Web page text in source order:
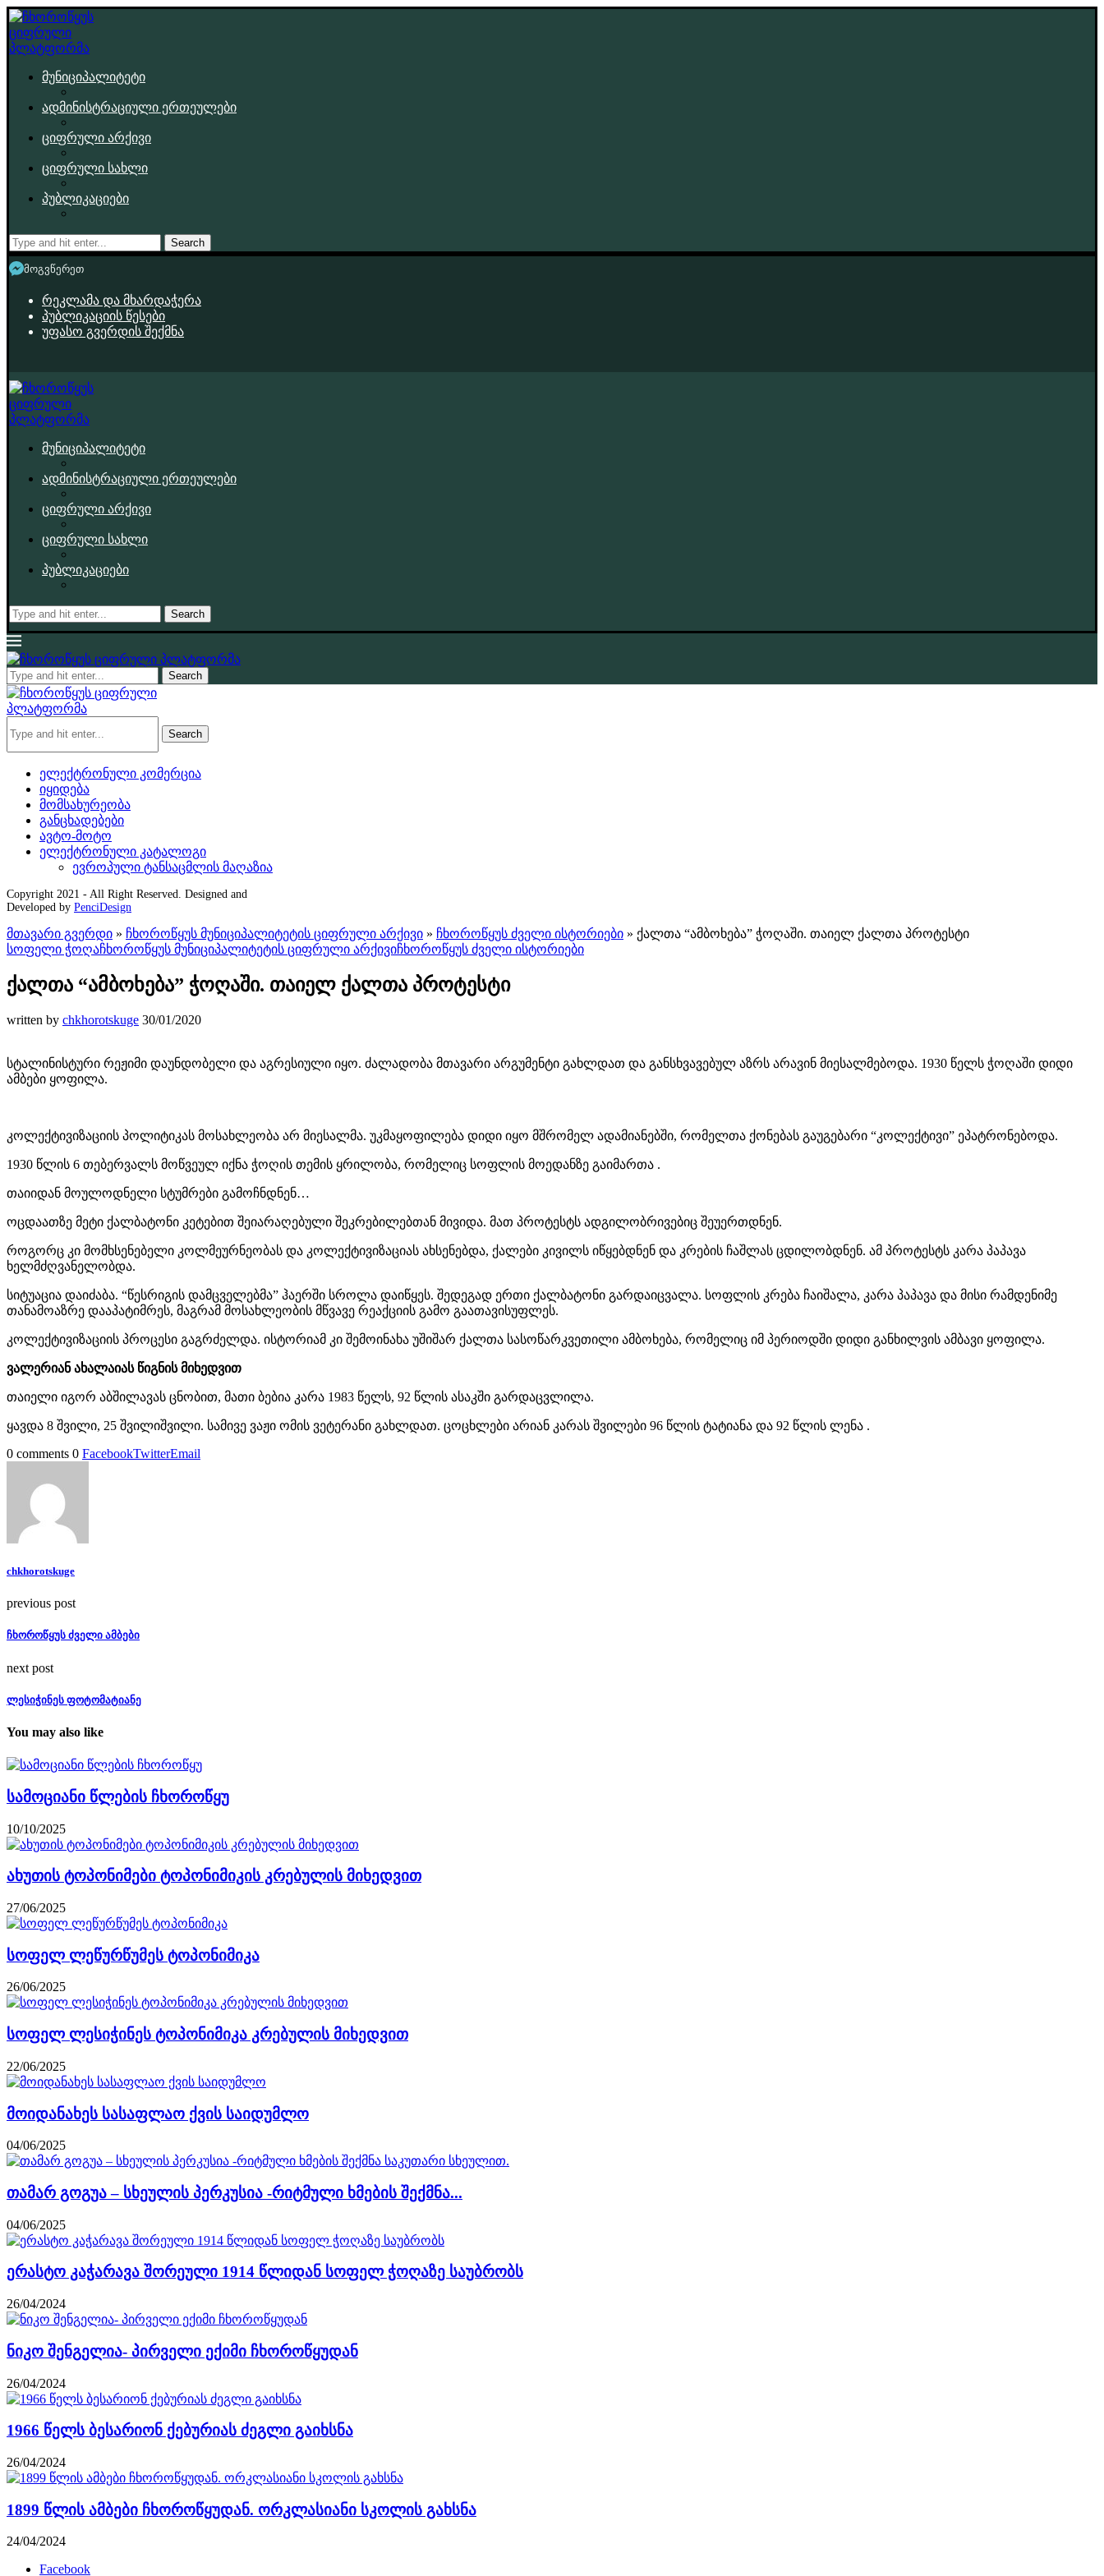
მუნიციპალიტეტი
ადმინისტრაციული ერთეულები
ციფრული არქივი
ციფრული სახლი
პუბლიკაციები
Search
მოგვწერეთ
რეკლამა და მხარდაჭერა
პუბლიკაციის წესები
უფასო გვერდის შექმნა
მუნიციპალიტეტი
ადმინისტრაციული ერთეულები
ციფრული არქივი
ციფრული სახლი
პუბლიკაციები
Search
Search
Search
ელექტრონული კომერცია
იყიდება
მომსახურეობა
განცხადებები
ავტო-მოტო
ელექტრონული კატალოგი
ევროპული ტანსაცმლის მაღაზია
Copyright 2021 - All Right Reserved. Designed and
Developed by PenciDesign
მთავარი გვერდი » ჩხოროწყუს მუნიციპალიტეტის ციფრული არქივი » ჩხოროწყუს ძველი ისტორიები » ქალთა “ამბოხება” ჭოღაში. თაიელ ქალთა პროტესტი
სოფელი ჭოღაჩხოროწყუს მუნიციპალიტეტის ციფრული არქივიჩხოროწყუს ძველი ისტორიები
ქალთა “ამბოხება” ჭოღაში. თაიელ ქალთა პროტესტი
written by chkhorotskuge 30/01/2020
სტალინისტური რეჟიმი დაუნდობელი და აგრესიული იყო. ძალადობა მთავარი არგუმენტი გახლდათ და განსხვავებულ აზრს არავინ მიესალმებოდა. 1930 წელს ჭოღაში დიდი
ამბები ყოფილა.
კოლექტივიზაციის პოლიტიკას მოსახლეობა არ მიესალმა. უკმაყოფილება დიდი იყო მშრომელ ადამიანებში, რომელთა ქონებას გაუგებარი “კოლექტივი” ეპატრონებოდა.
1930 წლის 6 თებერვალს მოწვეულ იქნა ჭოღის თემის ყრილობა, რომელიც სოფლის მოედანზე გაიმართა .
თაიიდან მოულოდნელი სტუმრები გამოჩნდნენ…
ოცდაათზე მეტი ქალბატონი კეტებით შეიარაღებული შეკრებილებთან მივიდა. მათ პროტესტს ადგილობრივებიც შეუერთდნენ.
როგორც კი მომხსენებელი კოლმეურნეობას და კოლექტივიზაციას ახსენებდა, ქალები კივილს იწყებდნენ და კრების ჩაშლას ცდილობდნენ. ამ პროტესტს კარა პაპავა
ხელმძღვანელობდა.
სიტუაცია დაიძაბა. “წესრიგის დამცველებმა” ჰაერში სროლა დაიწყეს. შედეგად ერთი ქალბატონი გარდაიცვალა. სოფლის კრება ჩაიშალა, კარა პაპავა და მისი რამდენიმე
თანამოაზრე დააპატიმრეს, მაგრამ მოსახლეობის მწვავე რეაქციის გამო გაათავისუფლეს.
კოლექტივიზაციის პროცესი გაგრძელდა. ისტორიამ კი შემოინახა უშიშარ ქალთა სასოწარკვეთილი ამბოხება, რომელიც იმ პერიოდში დიდი განხილვის ამბავი ყოფილა.
ვალერიან ახალაიას წიგნის მიხედვით
თაიელი იგორ აბშილავას ცნობით, მათი ბებია კარა 1983 წელს, 92 წლის ასაკში გარდაცვლილა.
ყავდა 8 შვილი, 25 შვილიშვილი. სამივე ვაჟი ომის ვეტერანი გახლდათ. ცოცხლები არიან კარას შვილები 96 წლის ტატიანა და 92 წლის ლენა .
0 comments 0 FacebookTwitterEmail
chkhorotskuge
previous post
ჩხოროწყუს ძველი ამბები
next post
ლესიჭინეს ფოტომატიანე
You may also like
სამოციანი წლების ჩხოროწყუ
10/10/2025
ახუთის ტოპონიმები ტოპონიმიკის კრებულის მიხედვით
27/06/2025
სოფელ ლეწურწუმეს ტოპონიმიკა
26/06/2025
სოფელ ლესიჭინეს ტოპონიმიკა კრებულის მიხედვით
22/06/2025
მოიდანახეს სასაფლაო ქვის საიდუმლო
04/06/2025
თამარ გოგუა – სხეულის პერკუსია -რიტმული ხმების შექმნა...
04/06/2025
ერასტო კაჭარავა შორეული 1914 წლიდან სოფელ ჭოღაზე საუბრობს
26/04/2024
ნიკო შენგელია- პირველი ექიმი ჩხოროწყუდან
26/04/2024
1966 წელს ბესარიონ ქებურიას ძეგლი გაიხსნა
26/04/2024
1899 წლის ამბები ჩხოროწყუდან. ორკლასიანი სკოლის გახსნა
24/04/2024
Facebook